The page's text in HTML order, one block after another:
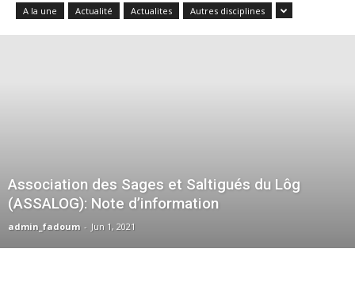
A la une Actualité Actualites Autres disciplines
Association des Sages et Saltigués du Lôg
(ASSALOG): Note d’information
admin_fadoum - Jun 1, 2021